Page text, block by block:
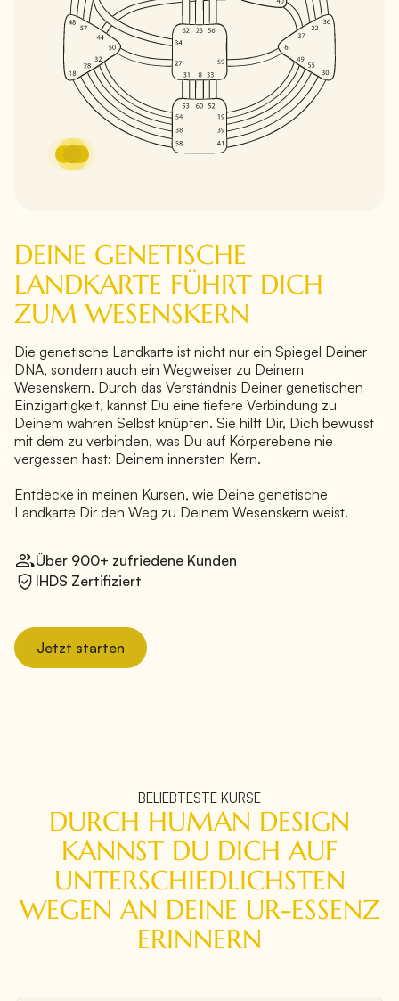
DEINE GENETISCHE
LANDKARTE FÜHRT DICH
ZUM WESENSKERN
Die genetische Landkarte ist nicht nur ein Spiegel Deiner
DNA, sondern auch ein Wegweiser zu Deinem
Wesenskern. Durch das Verständnis Deiner genetischen
Einzigartigkeit, kannst Du eine tiefere Verbindung zu
Deinem wahren Selbst knüpfen. Sie hilft Dir, Dich bewusst
mit dem zu verbinden, was Du auf Körperebene nie
vergessen hast: Deinem innersten Kern.
Entdecke in meinen Kursen, wie Deine genetische
Landkarte Dir den Weg zu Deinem Wesenskern weist.
Über 900+ zufriedene Kunden
IHDS Zertifiziert
Jetzt starten
BELIEBTESTE KURSE
DURCH HUMAN DESIGN
KANNST DU DICH AUF
UNTERSCHIEDLICHSTEN
WEGEN AN DEINE UR-ESSENZ
ERINNERN